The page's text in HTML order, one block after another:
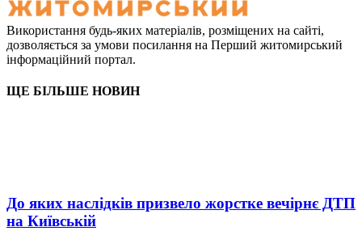
Використання будь-яких матеріалів, розміщених на сайті,
дозволяється за умови посилання на Перший житомирський
інформаційний портал.
ЩЕ БІЛЬШЕ НОВИН
До яких наслідків призвело жорстке вечірнє ДТП
на Київській